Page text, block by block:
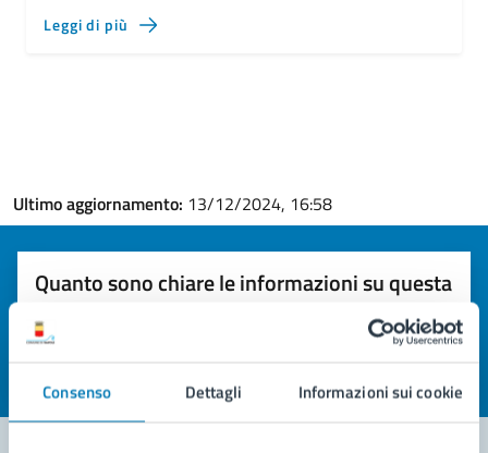
Consenso Dettagli Informazioni sui cookie
Leggi di più
Ultimo aggiornamento: 13/12/2024, 16:58
Quanto sono chiare le informazioni su questa
Valuta 5 stelle su 5
Valuta 4 stelle su 5
Valuta 3 stelle su 5
Valuta 2 stelle su 5
Valuta 1 stelle su 5